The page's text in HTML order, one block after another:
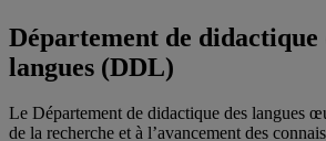
Département de didactique
langues (DDL)
Le Département de didactique des langues
de la recherche et à l’avancement des